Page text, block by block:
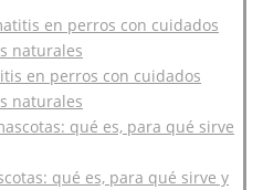
en perros con cuidados
naturales
qué es, para qué sirve y